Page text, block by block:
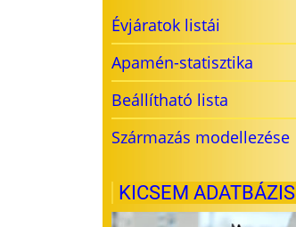
Évjáratok listái
Apamén-statisztika
Beállítható lista
Származás modellezése
KICSEM ADATBÁZIS